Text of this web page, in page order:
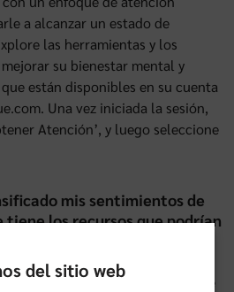
a alcanzar un estado de
las herramientas y los
su bienestar mental y
están disponibles en su cuenta
Una vez iniciada la sesión,
Atención’, y luego seleccione
mis sentimientos de
tiene los recursos que podrían
nuestras vidas desde que
del sitio web